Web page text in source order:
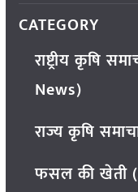
CATEGORY
राष्ट्रीय कृषि
News)
राज्य कृषि
फसल की खेती